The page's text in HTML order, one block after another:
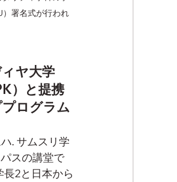
署名式が行われ
ヤ大学
）と提携
ログラム
. サムスリ学
スの講堂で
2と日本から